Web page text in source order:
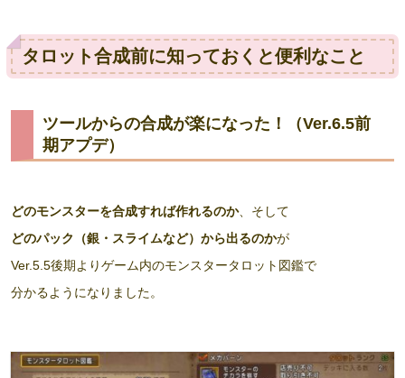
タロット合成前に知っておくと便利なこと
ツールからの合成が楽になった！（Ver.6.5前
期アプデ）
どのモンスターを合成すれば作れるのか、そして
どのパック（銀・スライムなど）から出るのかが
Ver.5.5後期よりゲーム内のモンスタータロット図鑑で
分かるようになりました。